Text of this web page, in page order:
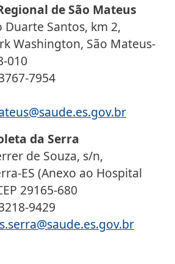
de São Mateus
Santos, km 2,
Washington, São Mateus-
010
7954
da Serra
de Souza, s/n,
ES (Anexo ao Hospital
29165-680
9429